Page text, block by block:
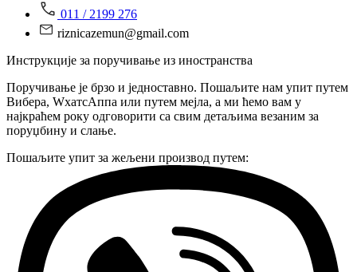
011 / 2199 276
riznicazemun@gmail.com
Инструкције за поручивање из иностранства
Поручивање је брзо и једноставно. Пошаљите нам упит путем
Вибера, WхатсАппа или путем мејла, а ми ћемо вам у
најкраћем року одговорити са свим детаљима везаним за
поруџбину и слање.
Пошаљите упит за жељени производ путем: